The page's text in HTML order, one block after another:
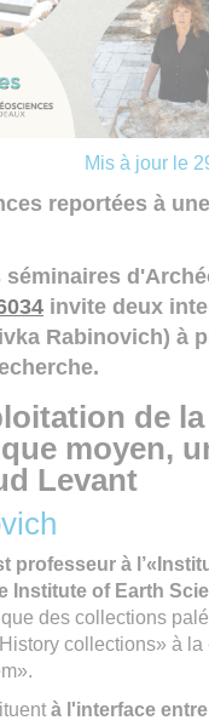
Mis à jour le
reportées à
séminaires
invite deux
Rabinovich) à
de
moyen,
Levant
professeur à
Institute of Earth
des collections
collections» à la
à l'interface